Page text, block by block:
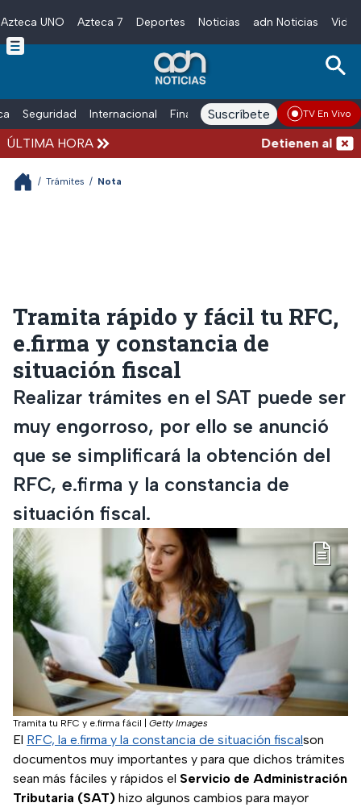
Skip to main content
Azteca UNO Azteca 7 Deportes Noticias adn Noticias
Seguridad Internacional Finanzas adn Noticias Radio
Suscríbete TV En Vivo
ÚLTIMA HORA Detienen al
/ Trámites / Nota
Tramita rápido y fácil tu RFC,
e.firma y constancia de
situación fiscal
Realizar trámites en el SAT puede ser
muy engorroso, por ello se anunció
que se simplificará la obtención del
RFC, e.firma y la constancia de
situación fiscal.
Tramita tu RFC y e.firma fácil Getty Images
El RFC, la e.firma y la constancia de situación fiscalson
documentos muy importantes y para que dichos trámites
sean más fáciles y rápidos el Servicio de Administración
Tributaria (SAT) hizo algunos cambios para mayor